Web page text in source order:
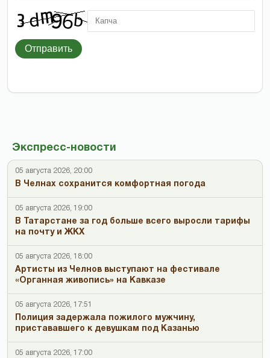
Экспресс-новости
05 августа 2026, 20:00
В Челнах сохранится комфортная погода
05 августа 2026, 19:00
В Татарстане за год больше всего выросли тарифы
на почту и ЖКХ
05 августа 2026, 18:00
Артисты из Челнов выступают на фестивале
«Органная живопись» на Кавказе
05 августа 2026, 17:51
Полиция задержала пожилого мужчину,
пристававшего к девушкам под Казанью
05 августа 2026, 17:00
Отправить